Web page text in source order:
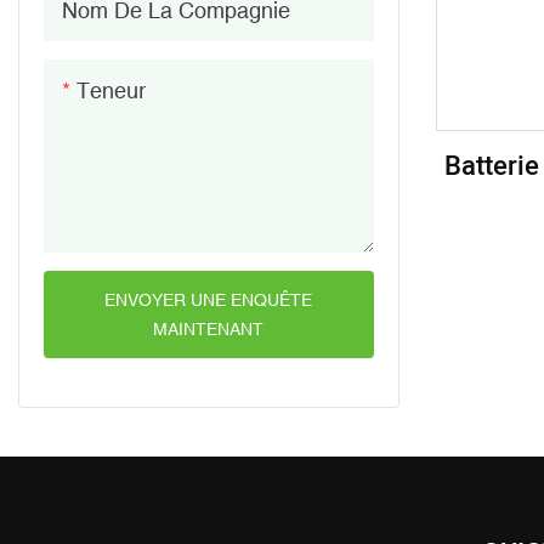
Nom De La Compagnie
Teneur
ENVOYER UNE ENQUÊTE
MAINTENANT